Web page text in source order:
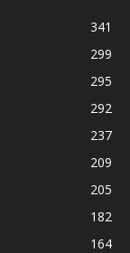
341
299
295
292
237
209
205
182
164